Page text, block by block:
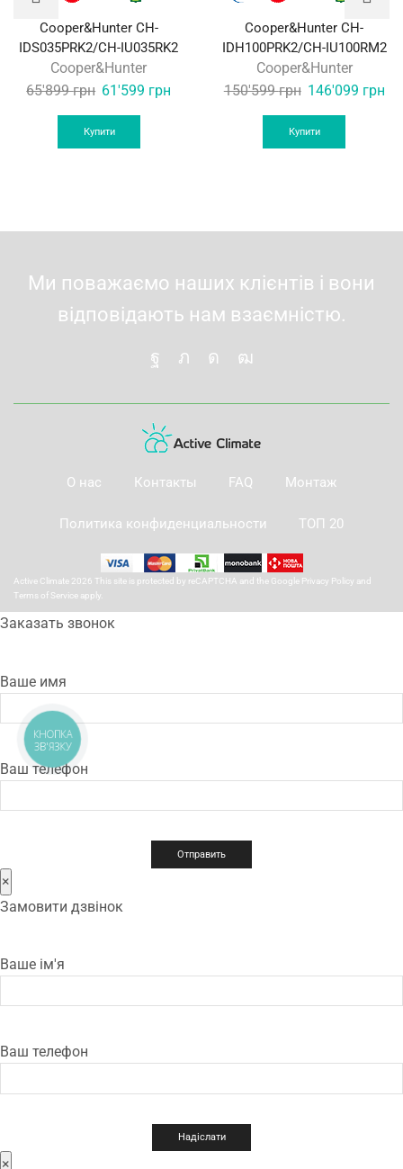
Cooper&Hunter CH-
IDS035PRK2/CH-IU035RK2
Cooper&Hunter
65'899грн Original
price
was:
65'899 грн.
61'599 грн
Купити
Cooper&Hunter CH-
IDH100PRK2/CH-IU100RM2
Cooper&Hunter
150'599грн Original
price
was:
150'599 грн.
146'099 грн
Купити
Ми поважаємо наших клієнтів і вони
відповідають нам взаємністю.
О нас Контакты FAQ Монтаж
Политика конфиденциальности ТОП 20
Active Climate 2026 This site is protected by reCAPTCHA and the Google Privacy Policy and
Terms of Service apply.
Заказать звонок
Ваше имя
Ваш телефон
×
Замовити дзвінок
Ваше ім'я
Ваш телефон
×
КНОПКА
ЗВ'ЯЗКУ